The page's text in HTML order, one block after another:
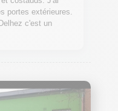
portes extérieures.
c'est un